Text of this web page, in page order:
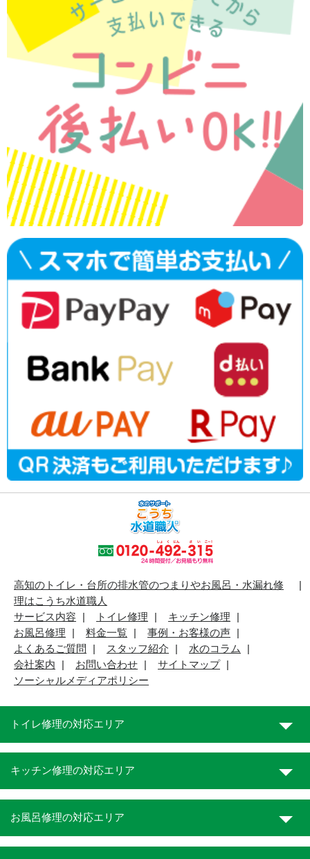
高知のトイレ・台所の排水管のつまりやお風呂・水漏れ修
理はこうち水道職人
サービス内容
トイレ修理
キッチン修理
お風呂修理
料金一覧
事例・お客様の声
よくあるご質問
スタッフ紹介
水のコラム
会社案内
お問い合わせ
サイトマップ
ソーシャルメディアポリシー
トイレ修理の対応エリア
キッチン修理の対応エリア
お風呂修理の対応エリア